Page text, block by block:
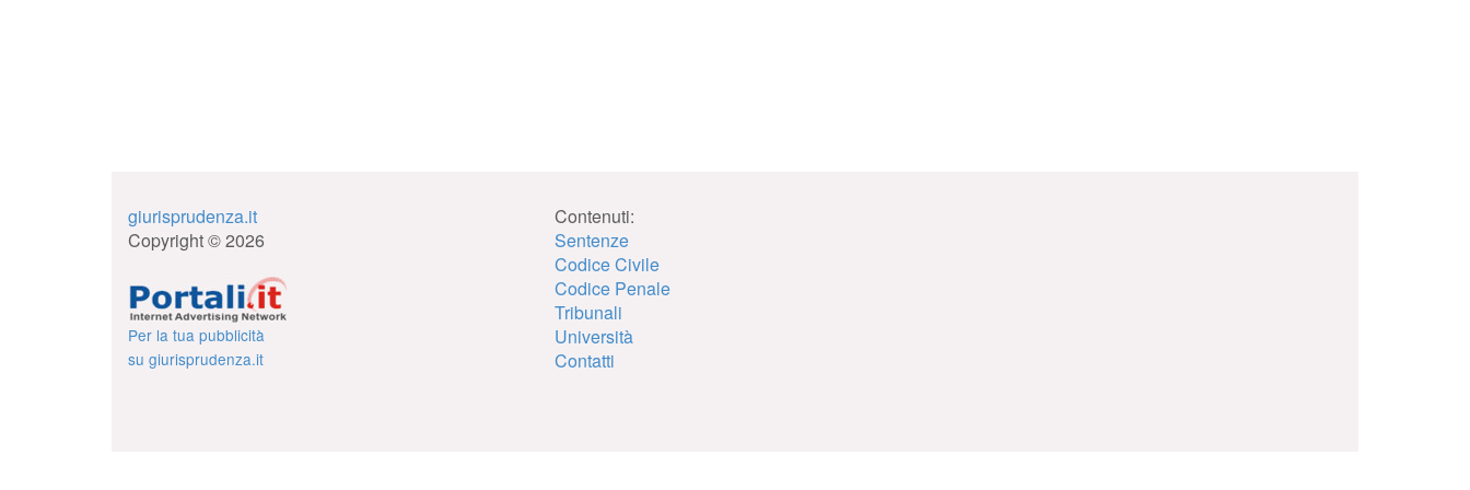
giurisprudenza.it
Copyright © 2026
Per la tua pubblicità
su giurisprudenza.it
Contenuti:
Sentenze
Codice Civile
Codice Penale
Tribunali
Università
Contatti